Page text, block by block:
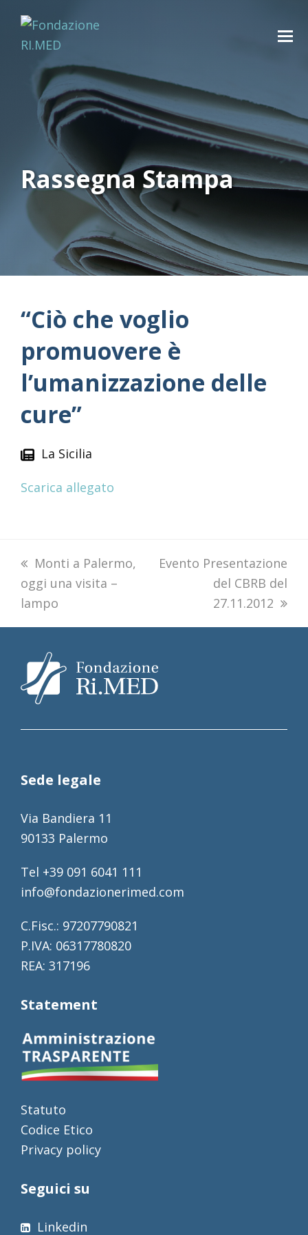
Rassegna Stampa
“Ciò che voglio
promuovere è
l’umanizzazione delle
cure”
La Sicilia
Scarica allegato
previous
post:
Monti a Palermo,
oggi una visita –
lampo
next
Evento Presentazione
del CBRB del
27.11.2012
Sede legale
Via Bandiera 11
90133 Palermo
Tel +39 091 6041 111
info@fondazionerimed.com
C.Fisc.: 97207790821
P.IVA: 06317780820
REA: 317196
Statement
Statuto
Codice Etico
Privacy policy
Seguici su
Linkedin